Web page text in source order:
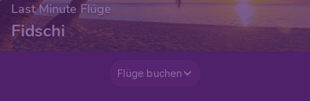
Last Minute Flüge
Fidschi
Flüge buchen